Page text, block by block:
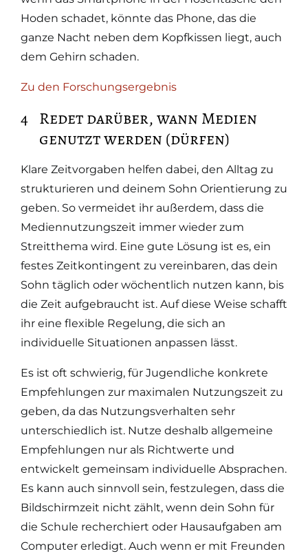
Hoden schadet, könnte das Phone, das die
ganze Nacht neben dem Kopfkissen liegt, auch
dem Gehirn schaden.
Zu den Forschungsergebnis
Redet darüber, wann Medien
genutzt werden (dürfen)
Klare Zeitvorgaben helfen dabei, den Alltag zu
strukturieren und deinem Sohn Orientierung zu
geben. So vermeidet ihr außerdem, dass die
Mediennutzungszeit immer wieder zum
Streitthema wird. Eine gute Lösung ist es, ein
festes Zeitkontingent zu vereinbaren, das dein
Sohn täglich oder wöchentlich nutzen kann, bis
die Zeit aufgebraucht ist. Auf diese Weise schafft
ihr eine flexible Regelung, die sich an
individuelle Situationen anpassen lässt.
Es ist oft schwierig, für Jugendliche konkrete
Empfehlungen zur maximalen Nutzungszeit zu
geben, da das Nutzungsverhalten sehr
unterschiedlich ist. Nutze deshalb allgemeine
Empfehlungen nur als Richtwerte und
entwickelt gemeinsam individuelle Absprachen.
Es kann auch sinnvoll sein, festzulegen, dass die
Bildschirmzeit nicht zählt, wenn dein Sohn für
die Schule recherchiert oder Hausaufgaben am
Computer erledigt. Auch wenn er mit Freunden